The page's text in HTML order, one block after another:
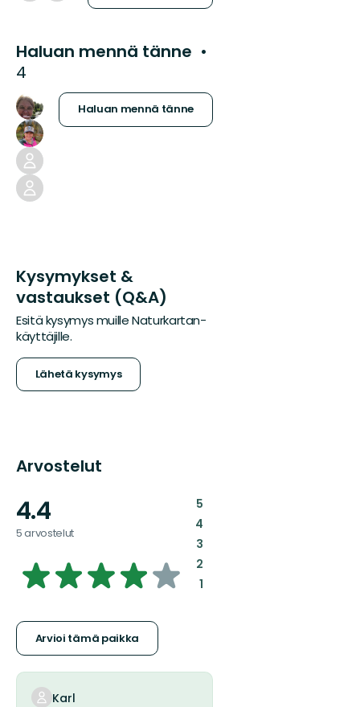
Haluan mennä tänne
4
Haluan mennä tänne
Kysymykset &
vastaukset (Q&A)
Esitä kysymys muille Naturkartan-
käyttäjille.
Lähetä kysymys
Arvostelut
4.4
5 arvostelut
4.446858288770054/5
Arvioi tämä paikka
5:
4:
3:
2:
1:
Karl